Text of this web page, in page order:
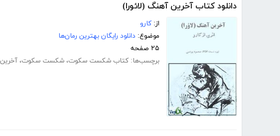
دانلود کتاب آخرین آهنگ (لائورا)
از: کارو
موضوع: دانلود رایگان بهترین رمان‌ها
۲۵ صفحه
برچسب‌ها: کتاب شکست سکوت، شکست سکوت،